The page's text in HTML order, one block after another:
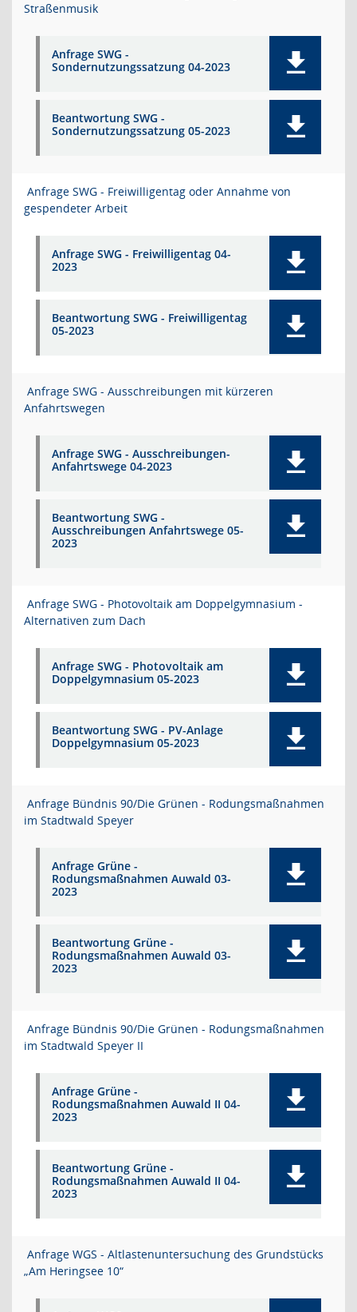
Straßenmusik
Anfrage SWG -
Sondernutzungssatzung 04-2023
Beantwortung SWG -
Sondernutzungssatzung 05-2023
Anfrage SWG - Freiwilligentag oder Annahme von
gespendeter Arbeit
Anfrage SWG - Freiwilligentag 04-
2023
Beantwortung SWG - Freiwilligentag
05-2023
Anfrage SWG - Ausschreibungen mit kürzeren
Anfahrtswegen
Anfrage SWG - Ausschreibungen-
Anfahrtswege 04-2023
Beantwortung SWG -
Ausschreibungen Anfahrtswege 05-
2023
Anfrage SWG - Photovoltaik am Doppelgymnasium -
Alternativen zum Dach
Anfrage SWG - Photovoltaik am
Doppelgymnasium 05-2023
Beantwortung SWG - PV-Anlage
Doppelgymnasium 05-2023
Anfrage Bündnis 90/Die Grünen - Rodungsmaßnahmen
im Stadtwald Speyer
Anfrage Grüne -
Rodungsmaßnahmen Auwald 03-
2023
Beantwortung Grüne -
Rodungsmaßnahmen Auwald 03-
2023
Anfrage Bündnis 90/Die Grünen - Rodungsmaßnahmen
im Stadtwald Speyer II
Anfrage Grüne -
Rodungsmaßnahmen Auwald II 04-
2023
Beantwortung Grüne -
Rodungsmaßnahmen Auwald II 04-
2023
Anfrage WGS - Altlastenuntersuchung des Grundstücks
„Am Heringsee 10“